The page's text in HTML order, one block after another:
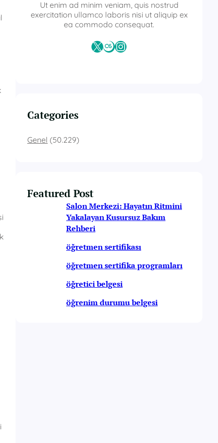
Ut enim ad minim veniam, quis nostrud
exercitation ullamco laboris nisi ut aliquip ex
ea commodo consequat.
X Last.fmInstagram
Categories
Genel (50.229)
Featured Post
Salon Merkezi: Hayatın Ritmini
Yakalayan Kusursuz Bakım
Rehberi
öğretmen sertifikası
öğretmen sertifika programları
öğretici belgesi
öğrenim durumu belgesi